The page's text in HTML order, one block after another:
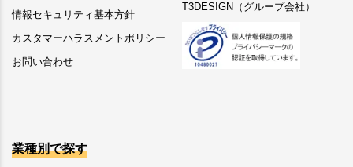
情報セキュリティ基本方針
カスタマーハラスメントポリシー
お問い合わせ
T3DESIGN（グループ会社）
業種別で探す